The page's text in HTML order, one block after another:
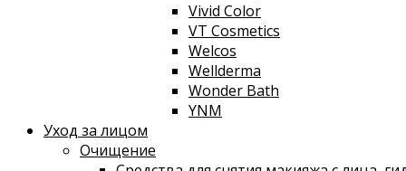
Vivid Color
VT Cosmetics
Welcos
Wellderma
Wonder Bath
YNM
Уход за лицом
Очищение